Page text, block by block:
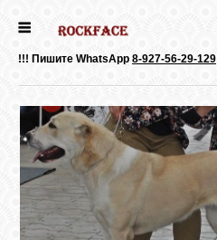
ДЕВОЧКИ
МАЛЬЧИКИ
НОВОСТИ
!!! Пишите WhatsApp 8-927-56-29-129